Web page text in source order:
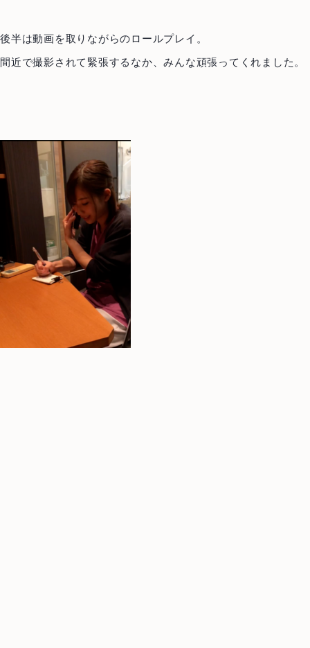
後半は動画を取りながらのロールプレイ。
間近で撮影されて緊張するなか、みんな頑張ってくれました。